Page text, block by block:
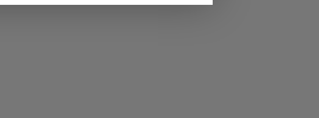
dati della sessione durante una visita al